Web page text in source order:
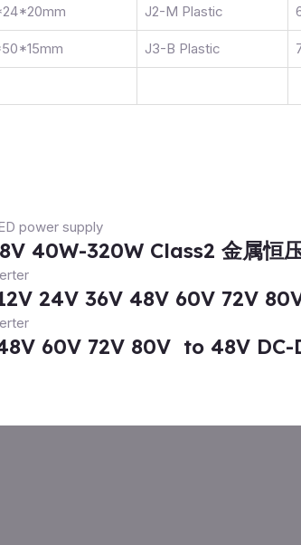
J2-M Plastic
J3-B Plastic
40W-320W Class2 金属恒
24V 36V 48V 60V 72V
60V 72V 80V to 48V DC-